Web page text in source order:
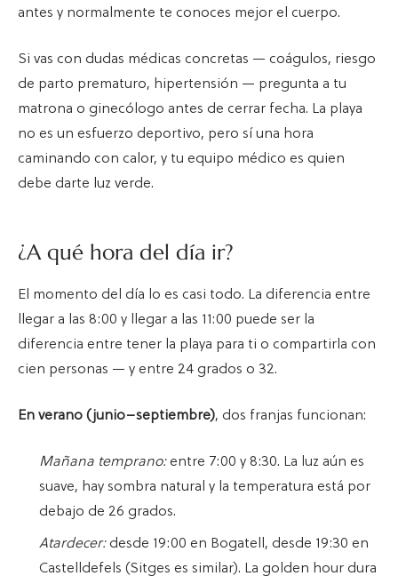
antes y normalmente te conoces mejor el cuerpo.
Si vas con dudas médicas concretas — coágulos, riesgo
de parto prematuro, hipertensión — pregunta a tu
matrona o ginecólogo antes de cerrar fecha. La playa
no es un esfuerzo deportivo, pero sí una hora
caminando con calor, y tu equipo médico es quien
debe darte luz verde.
¿A qué hora del día ir?
El momento del día lo es casi todo. La diferencia entre
llegar a las 8:00 y llegar a las 11:00 puede ser la
diferencia entre tener la playa para ti o compartirla con
cien personas — y entre 24 grados o 32.
En verano (junio–septiembre), dos franjas funcionan:
Mañana temprano:entre 7:00 y 8:30. La luz aún es
suave, hay sombra natural y la temperatura está por
debajo de 26 grados.
Atardecer:desde 19:00 en Bogatell, desde 19:30 en
Castelldefels (Sitges es similar). La golden hour dura